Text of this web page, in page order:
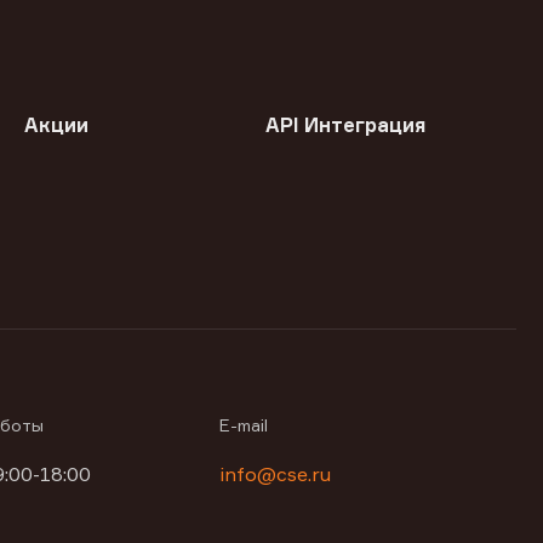
Акции API Интеграция
18:00
E-mail
info@cse.ru